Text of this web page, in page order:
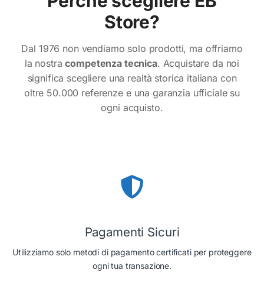
Conferma
Store?
Dal 1976 non vendiamo solo prodotti, ma offriamo
la nostracompetenza tecnica. Acquistare da noi
significa scegliere una realtà storica italiana con
oltre 50.000 referenze e una garanzia ufficiale su
ogni acquisto.
Pagamenti Sicuri
Utilizziamo solo metodi di pagamento certificati per proteggere
ogni tua transazione.
Conferma